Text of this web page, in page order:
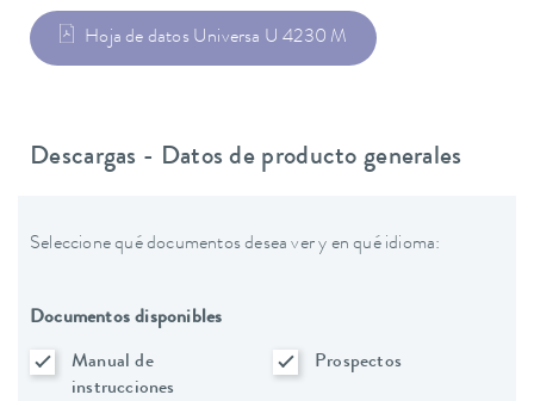
Hoja de datos Universa U 4230 M
Descargas - Datos de producto generales
Seleccione qué documentos desea ver y en qué idioma:
Documentos disponibles
Manual de
instrucciones
Prospectos